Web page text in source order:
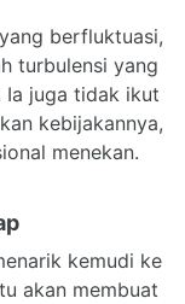
berfluktuasi,
turbulensi yang
Ia juga tidak ikut
kebijakannya,
menekan.
kemudi ke
akan membuat